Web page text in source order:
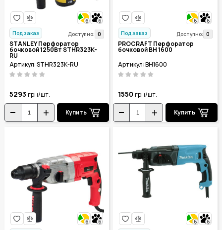
6
6
Под заказ
Доступно: 0
STANLEY Перфоратор
бочковой 1250Вт STHR323K-
RU
Артикул: STHR323K-RU
5293 грн/шт.
Купить
6
6
Под заказ
Доступно: 0
PROCRAFT Перфоратор
бочковой BH 1600
Артикул: BH1600
1550 грн/шт.
Купить
6
6
6
6